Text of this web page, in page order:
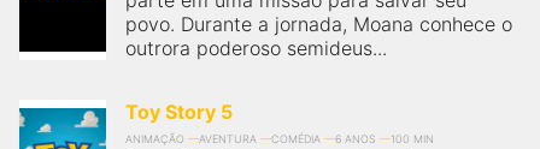
povo. Durante a jornada, Moana conhece o
outrora poderoso semideus...
Toy Story 5
ANIMAÇÃO AVENTURA COMÉDIA 6 ANOS 100 MIN